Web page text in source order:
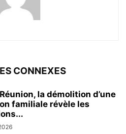
CONNEXES
la démolition d’une
familiale révèle les